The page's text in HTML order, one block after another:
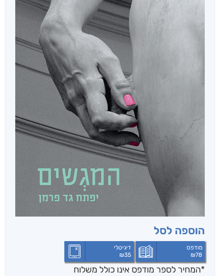
הוספה לסל
מודפס
₪78
דיגיטלי
₪35
*המחיר לספר מודפס אינו כולל משלוח